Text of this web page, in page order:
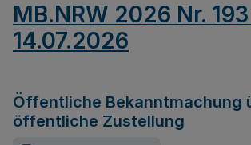
MB.NRW 2026 Nr.
14.07.2026
Öffentliche Bekanntmachung
öffentliche Zustellung